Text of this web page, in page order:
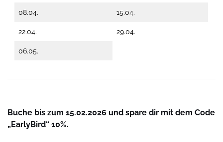
08.04. 15.04.
22.04. 29.04.
06.05.
Buche bis zum 15.02.2026 und spare dir mit dem Code
„EarlyBird“ 10%.